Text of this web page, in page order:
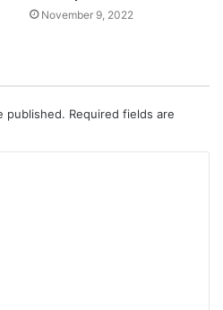
November 9, 2022
published. Required fields are